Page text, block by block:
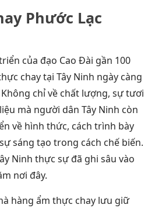
Phước Lạc
của đạo Cao Đài gần 100
chay tại Tây Ninh ngày càng
chỉ về chất lượng, sự tươi
mà người dân Tây Ninh còn
về hình thức, cách trình bày
sáng tạo trong cách chế biến.
Ninh thực sự đã ghi sâu vào
nơi đây.
hàng ẩm thực chay lưu giữ